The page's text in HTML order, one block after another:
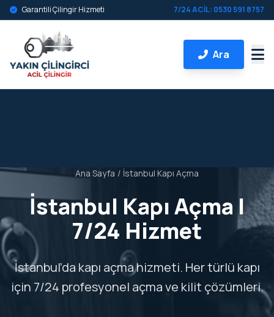
Garantili Çilingir Hizmeti 7/24 ACİL: 0530 591 8757
Ara
Ana Sayfa / İstanbul Kapı Açma
İstanbul Kapı Açma |
7/24 Hizmet
İstanbul’da kapı açma hizmeti. Her türlü kapı
için 7/24 profesyonel açma ve kilit çözümleri.